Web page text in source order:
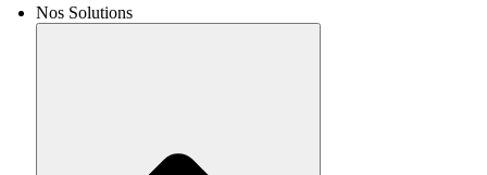
Nos Solutions